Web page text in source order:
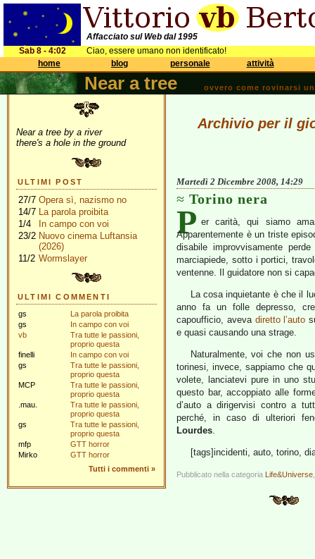
Affacciato sul Web dal 1995
Sab 8 - 4:02
Ciao, essere umano non identificato!
home
blog personale attività
Near a tree ovvero come rovinarsi
Near a tree by a river
there's a hole in the ground
ULTIMI POST
27/7 Opera sì, nazismo no
14/7 La parola proibita
1/4
In campo con voi
23/2 Nuovo cinema Luftansia
(2026)
11/2 Wormslayer
ULTIMI COMMENTI
gs
La parola proibita
gs
In campo con voi
vb
Tra tutte le passioni,
proprio questa
finelli
In campo con voi
gs
Tra tutte le passioni,
proprio questa
MCP
Tra tutte le passioni,
proprio questa
.mau.
Tra tutte le passioni,
proprio questa
gs
Tra tutte le passioni,
proprio questa
mfp
GTT horror
Mirko
GTT horror
Tutti i commenti »
Archivio per il
Martedì 2 Dicembre 2008, 14:29
Torino nera
P er carità, qui siamo
Apparentemente è un triste
disabile improvvisamente
marciapiede, sotto i portici,
ventenne. Il guidatore non si
La cosa inquietante è che il
anno fa un folle depresso,
capoufficio, aveva diretto l’auto
e quasi causando una strage.
Naturalmente, voi che non
torinesi, invece, sappiamo che
volete, lanciatevi pure in uno
questo bar, accoppiato alle
d’auto a dirigervisi contro a
perché, in caso di ulteriori
Lourdes.
[tags]incidenti, auto, torino,
Pubblicato nella categoria Life&Universe